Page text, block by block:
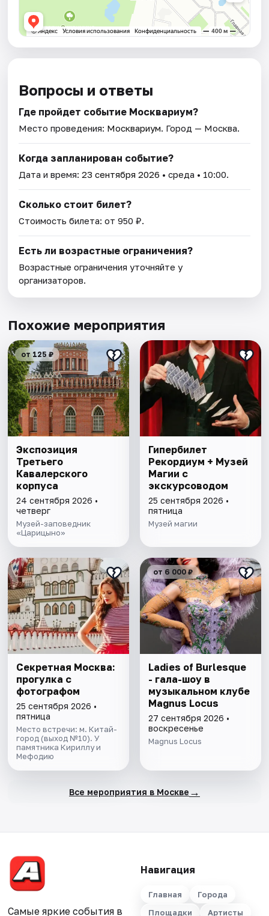
Вопросы и ответы
Где пройдет событие Москвариум?
Место проведения: Москвариум. Город — Москва.
Когда запланирован событие?
Дата и время:23 сентября 2026 • среда • 10:00.
Сколько стоит билет?
Стоимость билета: от 950 ₽.
Есть ли возрастные ограничения?
Возрастные ограничения уточняйте у
организаторов.
Похожие мероприятия
от 125 ₽
Экспозиция
Третьего
Кавалерского
корпуса
24 сентября 2026 •
четверг
Музей-заповедник
«Царицыно»
Гипербилет
Рекордиум + Музей
Магии с
экскурсоводом
25 сентября 2026 •
пятница
Музей магии
Секретная Москва:
прогулка с
фотографом
25 сентября 2026 •
пятница
Место встречи: м. Китай-
город (выход №10). У
памятника Кириллу и
Мефодию
от 6 000 ₽
Ladies of Burlesque
- гала-шоу в
музыкальном клубе
Magnus Locus
27 сентября 2026 •
воскресенье
Magnus Locus
Все мероприятия в Москве →
Самые яркие события в
Навигация
Главная
Города
Площадки
Артисты